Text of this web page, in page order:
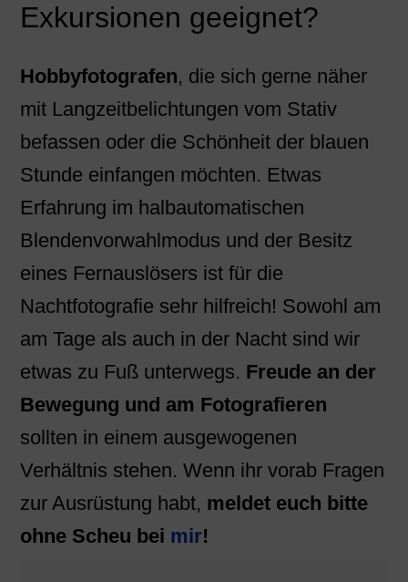
Exkursionen geeignet?
Hobbyfotografen, die sich gerne näher
mit Langzeitbelichtungen vom Stativ
befassen oder die Schönheit der blauen
Stunde einfangen möchten. Etwas
Erfahrung im halbautomatischen
Blendenvorwahlmodus und der Besitz
eines Fernauslösers ist für die
Nachtfotografie sehr hilfreich! Sowohl am
am Tage als auch in der Nacht sind wir
etwas zu Fuß unterwegs. Freude an der
Bewegung und am Fotografieren
sollten in einem ausgewogenen
Verhältnis stehen. Wenn ihr vorab Fragen
zur Ausrüstung habt, meldet euch bitte
ohne Scheu bei mir!